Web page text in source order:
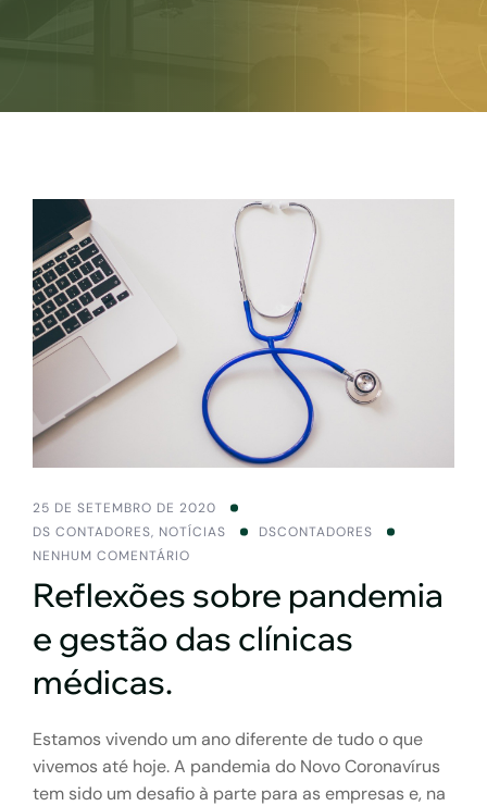
25 DE SETEMBRO DE 2020
DS CONTADORES, NOTÍCIAS
DSCONTADORES
NENHUM COMENTÁRIO
Reflexões sobre pandemia
e gestão das clínicas
médicas.
Estamos vivendo um ano diferente de tudo o que
vivemos até hoje. A pandemia do Novo Coronavírus
tem sido um desafio à parte para as empresas e, na